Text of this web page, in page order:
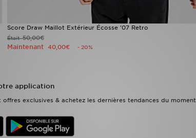
Score Draw Maillot Extérieur Écosse '07 Retro
Était50,00€
Maintenant 40,00€ - 20%
application
exclusives & achetez les dernières tendances du moment